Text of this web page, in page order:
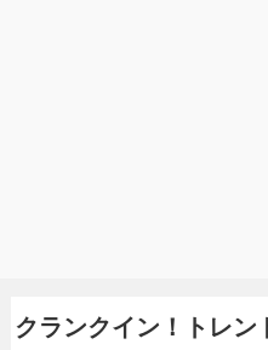
クランクイン！トレ